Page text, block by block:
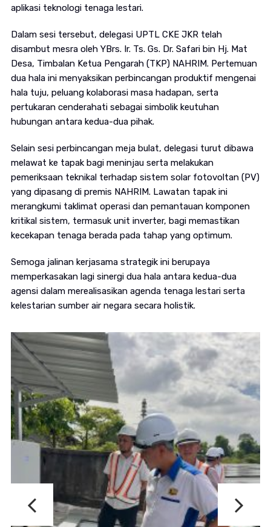
aplikasi teknologi tenaga lestari.
Dalam sesi tersebut, delegasi UPTL CKE JKR telah
disambut mesra oleh YBrs. Ir. Ts. Gs. Dr. Safari bin Hj. Mat
Desa, Timbalan Ketua Pengarah (TKP) NAHRIM. Pertemuan
dua hala ini menyaksikan perbincangan produktif mengenai
hala tuju, peluang kolaborasi masa hadapan, serta
pertukaran cenderahati sebagai simbolik keutuhan
hubungan antara kedua-dua pihak.
Selain sesi perbincangan meja bulat, delegasi turut dibawa
melawat ke tapak bagi meninjau serta melakukan
pemeriksaan teknikal terhadap sistem solar fotovoltan (PV)
yang dipasang di premis NAHRIM. Lawatan tapak ini
merangkumi taklimat operasi dan pemantauan komponen
kritikal sistem, termasuk unit inverter, bagi memastikan
kecekapan tenaga berada pada tahap yang optimum.
Semoga jalinan kerjasama strategik ini berupaya
memperkasakan lagi sinergi dua hala antara kedua-dua
agensi dalam merealisasikan agenda tenaga lestari serta
kelestarian sumber air negara secara holistik.